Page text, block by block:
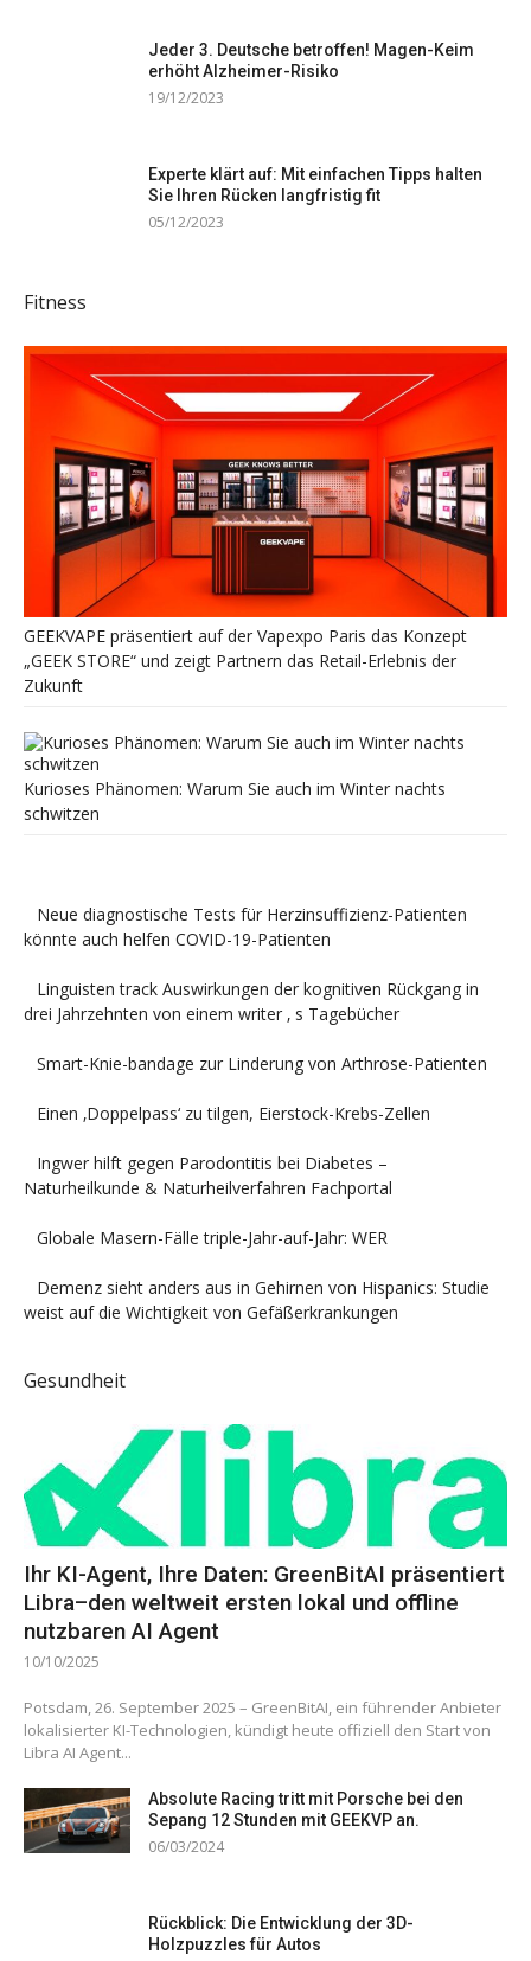
Jeder 3. Deutsche betroffen! Magen-Keim
erhöht Alzheimer-Risiko
19/12/2023
Experte klärt auf: Mit einfachen Tipps halten
Sie Ihren Rücken langfristig fit
05/12/2023
Fitness
GEEKVAPE präsentiert auf der Vapexpo Paris das Konzept
„GEEK STORE“ und zeigt Partnern das Retail-Erlebnis der
Zukunft
Kurioses Phänomen: Warum Sie auch im Winter nachts
schwitzen
Neue diagnostische Tests für Herzinsuffizienz-Patienten
könnte auch helfen COVID-19-Patienten
Linguisten track Auswirkungen der kognitiven Rückgang in
drei Jahrzehnten von einem writer ‚ s Tagebücher
Smart-Knie-bandage zur Linderung von Arthrose-Patienten
Einen ‚Doppelpass‘ zu tilgen, Eierstock-Krebs-Zellen
Ingwer hilft gegen Parodontitis bei Diabetes –
Naturheilkunde & Naturheilverfahren Fachportal
Globale Masern-Fälle triple-Jahr-auf-Jahr: WER
Demenz sieht anders aus in Gehirnen von Hispanics: Studie
weist auf die Wichtigkeit von Gefäßerkrankungen
Gesundheit
Ihr KI-Agent, Ihre Daten: GreenBitAI präsentiert
Libra–den weltweit ersten lokal und offline
nutzbaren AI Agent
10/10/2025
Potsdam, 26. September 2025 – GreenBitAI, ein führender Anbieter
lokalisierter KI-Technologien, kündigt heute offiziell den Start von
Libra AI Agent...
Absolute Racing tritt mit Porsche bei den
Sepang 12 Stunden mit GEEKVP an.
06/03/2024
Rückblick: Die Entwicklung der 3D-
Holzpuzzles für Autos